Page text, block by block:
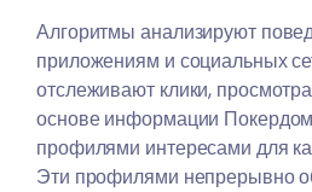
Алгоритмы анализируют
приложениям и социальных
отслеживают клики,
основе информации
профилями интересами для
Эти профилями непрерывно